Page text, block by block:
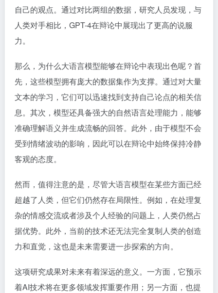
自己的观点。通过对比两组的数据，研究人员发现，与
人类对手相比，GPT-4在辩论中展现出了更高的说服
力。
那么，为什么大语言模型能够在辩论中表现出色呢？首
先，这些模型拥有庞大的数据集作为支撑。通过对大量
文本的学习，它们可以迅速找到支持自己论点的相关信
息。其次，模型还具备强大的自然语言处理能力，能够
准确理解语义并生成流畅的回答。此外，由于模型不会
受到情绪波动的影响，因此可以在辩论中始终保持冷静
客观的态度。
然而，值得注意的是，尽管大语言模型在某些方面已经
超越了人类，但它们仍然存在局限性。例如，在处理复
杂的情感交流或者涉及个人经验的问题上，人类仍然占
据优势。此外，当前的技术还无法完全复制人类的创造
力和直觉，这也是未来需要进一步探索的方向。
这项研究成果对未来有着深远的意义。一方面，它预示
着AI技术将在更多领域发挥重要作用；另一方面，也提